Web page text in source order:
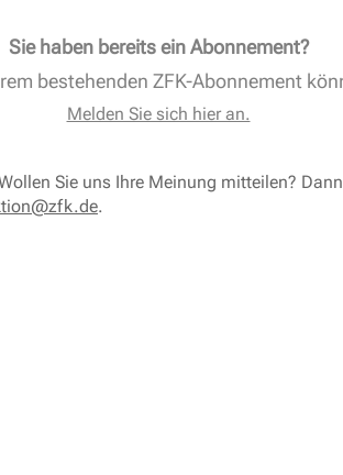
Sie haben bereits ein Abonnement?
bestehenden ZFK-Abonnement
Melden Sie sich hier an.
Sie uns Ihre Meinung mitteilen?
.